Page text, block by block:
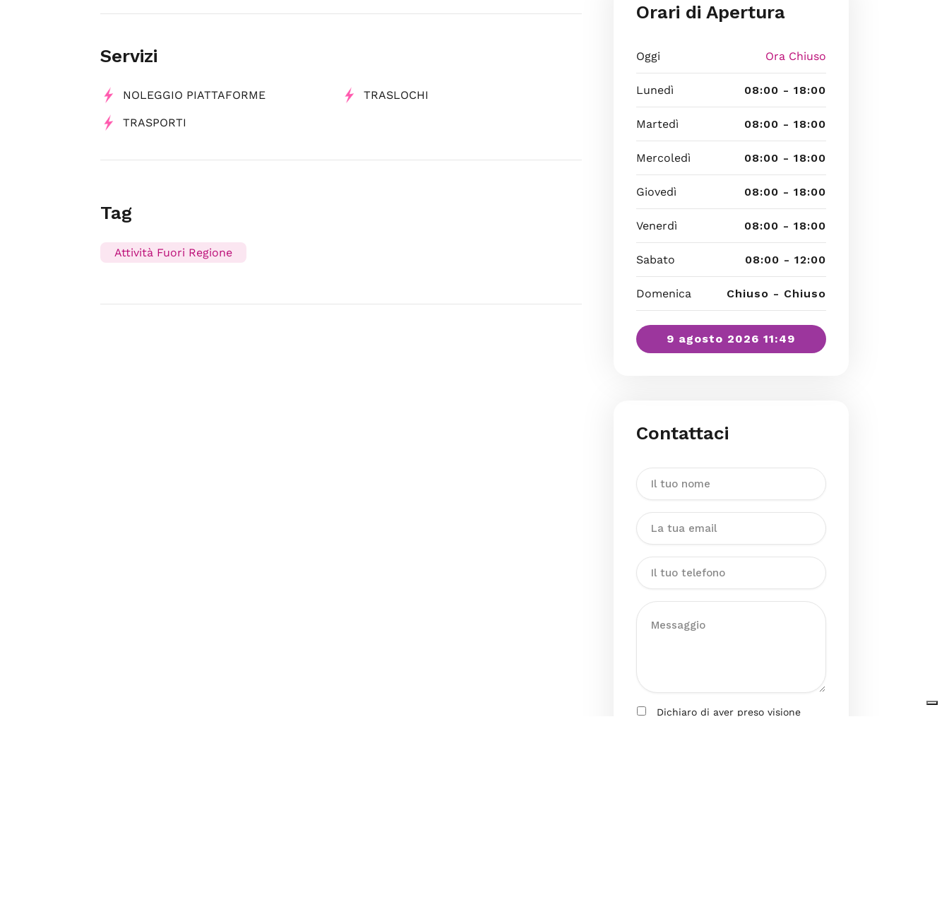
Servizi
NOLEGGIO PIATTAFORME TRASLOCHI
TRASPORTI
Tag
Attività Fuori Regione
Orari di Apertura
Oggi Ora Chiuso
Lunedì 08:00 - 18:00
Martedì 08:00 - 18:00
Mercoledì 08:00 - 18:00
Giovedì 08:00 - 18:00
Venerdì 08:00 - 18:00
Sabato 08:00 - 12:00
Domenica Chiuso - Chiuso
9 agosto 2026 11:49
Contattaci
Dichiaro di aver preso visione